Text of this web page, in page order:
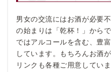
男女の交流にはお酒が必要
の始まりは「乾杯！」から
ではアルコールを含む、豊
しています。もちろんお酒
リンクも各種ご用意してい